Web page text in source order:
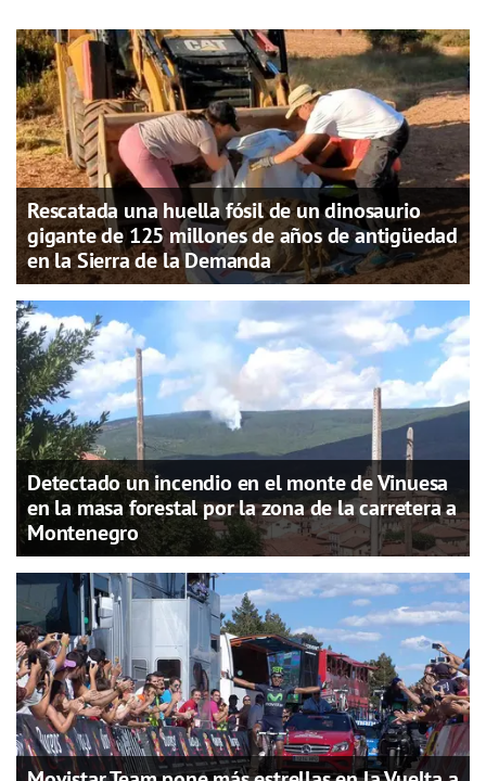
Rescatada una huella fósil de un dinosaurio
gigante de 125 millones de años de antigüedad
en la Sierra de la Demanda
Detectado un incendio en el monte de Vinuesa
en la masa forestal por la zona de la carretera a
Montenegro